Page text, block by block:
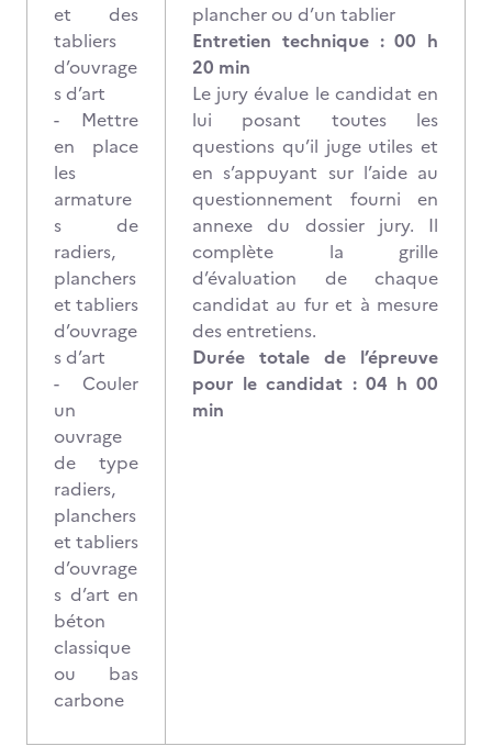
et des
tabliers
d’ouvrage
s d’art
- Mettre
en place
les
armature
s de
radiers,
planchers
et tabliers
d’ouvrage
s d’art
- Couler
un
ouvrage
de type
radiers,
planchers
et tabliers
d’ouvrage
s d’art en
béton
classique
ou bas
carbone
plancher ou d’un tablier
Entretien technique : 00 h
20 min
Le jury évalue le candidat en
lui posant toutes les
questions qu’il juge utiles et
en s’appuyant sur l’aide au
questionnement fourni en
annexe du dossier jury. Il
complète la grille
d’évaluation de chaque
candidat au fur et à mesure
des entretiens.
Durée totale de l’épreuve
pour le candidat : 04 h 00
min